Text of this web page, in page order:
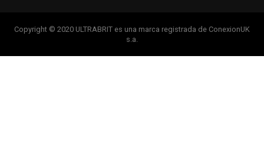
Copyright © 2020 ULTRABRIT es una marca registrada de ConexionUK
s.a.